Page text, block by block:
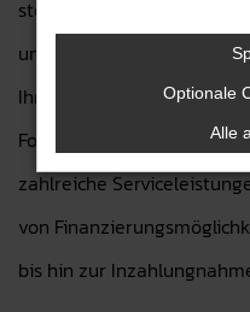
steht Ihnen bei der
umfassender Beratung
Ihre Wünsche zu
Ford Modell zu finden.
zahlreiche
von
bis hin zur
Optionale
Alle